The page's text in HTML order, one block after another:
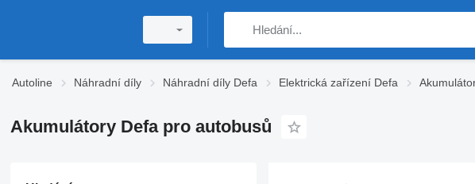
Autoline Náhradní díly Náhradní díly Defa Elektrická zařízení Defa
Akumulátory Defa pro autobusů